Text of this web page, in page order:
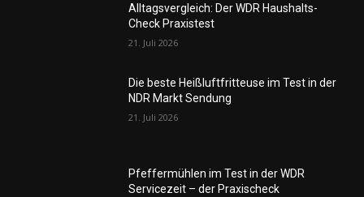
Alltagsvergleich: Der WDR Haushalts-
Check Praxistest
21. Juli 2026
Die beste Heißluftfritteuse im Test in der
NDR Markt Sendung
21. Juli 2026
Pfeffermühlen im Test in der WDR
Servicezeit – der Praxischeck